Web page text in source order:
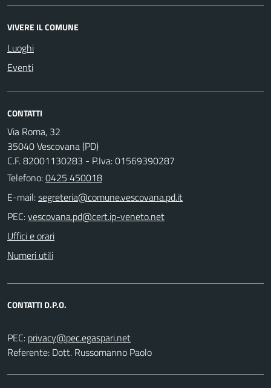
VIVERE IL COMUNE
Luoghi
Eventi
CONTATTI
Via Roma, 32
35040 Vescovana (PD)
C.F. 82001130283 - P.Iva: 01569390287
Telefono:0425 450018
E-mail:
PEC:
Uffici e orari
Numeri utili
CONTATTI D.P.O.
PEC:
Referente: Dott. Russomanno Paolo